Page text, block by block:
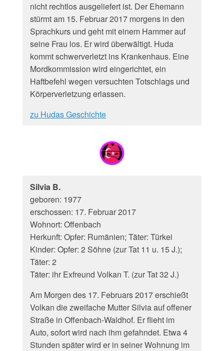
nicht rechtlos ausgeliefert ist. Der Ehemann
stürmt am 15. Februar 2017 morgens in den
Sprachkurs und geht mit einem Hammer auf
seine Frau los. Er wird überwältigt. Huda
kommt schwerverletzt ins Krankenhaus. Eine
Mordkommission wird eingerichtet, ein
Haftbefehl wegen versuchten Totschlags und
Körperverletzung erlassen.
zu Hudas Geschichte
Silvia B.
geboren: 1977
erschossen: 17. Februar 2017
Wohnort: Offenbach
Herkunft: Opfer: Rumänien; Täter: Türkei
Kinder: Opfer: 2 Söhne (zur Tat 11 u. 15 J.);
Täter: 2
Täter: ihr Exfreund Volkan T. (zur Tat 32 J.)
Am Morgen des 17. Februars 2017 erschießt
Volkan die zweifache Mutter Silvia auf offener
Straße in Offenbach-Waldhof. Er flieht im
Auto, sofort wird nach ihm gefahndet. Etwa 4
Stunden später wird er in seiner Wohnung im